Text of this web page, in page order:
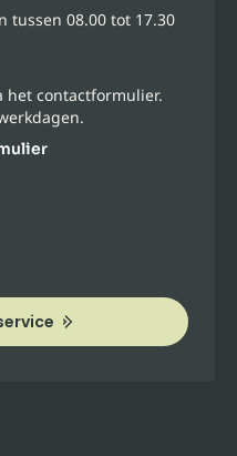
tussen 08.00 tot 17.30
het contactformulier.